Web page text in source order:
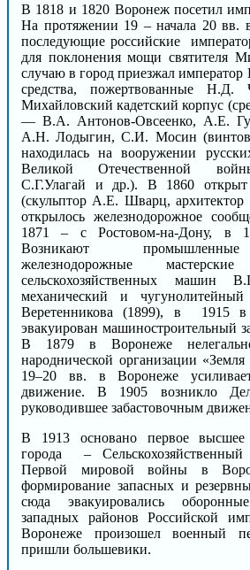
В 1818 и 1820 Воронеж посетил
На протяжении 19 – начала 20 вв.
последующие российские
для поклонения мощи святителя
случаю в город приезжал
средства, пожертвованные Н.Д.
Михайловский кадетский корпус
— В.А. Антонов-Овсеенко, А.Е.
А.Н. Лодыгин, С.И. Мосин
находилась на вооружении
Великой Отечественной
С.Г.Улагай и др.). В 1860
(скульптор А.Е. Шварц,
открылось железнодорожное
1871 – с Ростовом-на-Дону, в
Возникают
железнодорожные
сельскохозяйственных машин
механический и
Веретенникова (1899), в 1915
эвакуирован машиностроительный
В 1879 в Воронеже
народнической организации
19–20 вв. в Воронеже
движение. В 1905 возникло
руководившее забастовочным
В 1913 основано первое высшее
города –
Первой мировой войны в
формирование запасных и
сюда эвакуировались
западных районов Российской
Воронеже произошел военный
пришли большевики.